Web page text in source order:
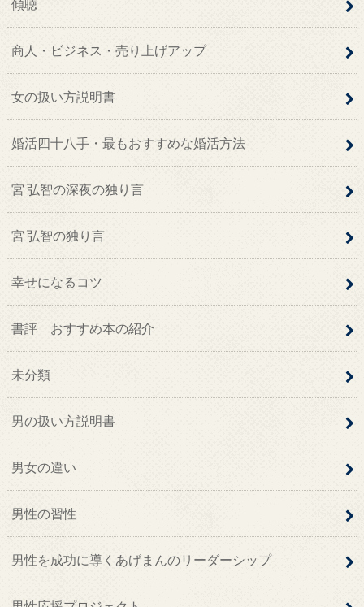
傾聴
商人・ビジネス・売り上げアップ
女の扱い方説明書
婚活四十八手・最もおすすめな婚活方法
宮 弘智の深夜の独り言
宮 弘智の独り言
幸せになるコツ
書評 おすすめ本の紹介
未分類
男の扱い方説明書
男女の違い
男性の習性
男性を成功に導くあげまんのリーダーシップ